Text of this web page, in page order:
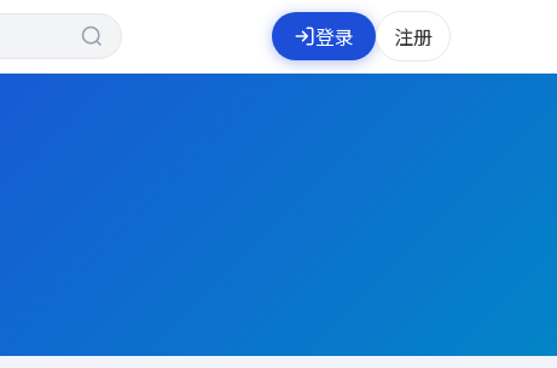
登录 注册